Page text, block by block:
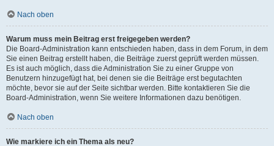
Nach oben
Warum muss mein Beitrag erst freigegeben werden?
Die Board-Administration kann entschieden haben, dass in dem Forum, in dem
Sie einen Beitrag erstellt haben, die Beiträge zuerst geprüft werden müssen.
Es ist auch möglich, dass die Administration Sie zu einer Gruppe von
Benutzern hinzugefügt hat, bei denen sie die Beiträge erst begutachten
möchte, bevor sie auf der Seite sichtbar werden. Bitte kontaktieren Sie die
Board-Administration, wenn Sie weitere Informationen dazu benötigen.
Nach oben
Wie markiere ich ein Thema als neu?